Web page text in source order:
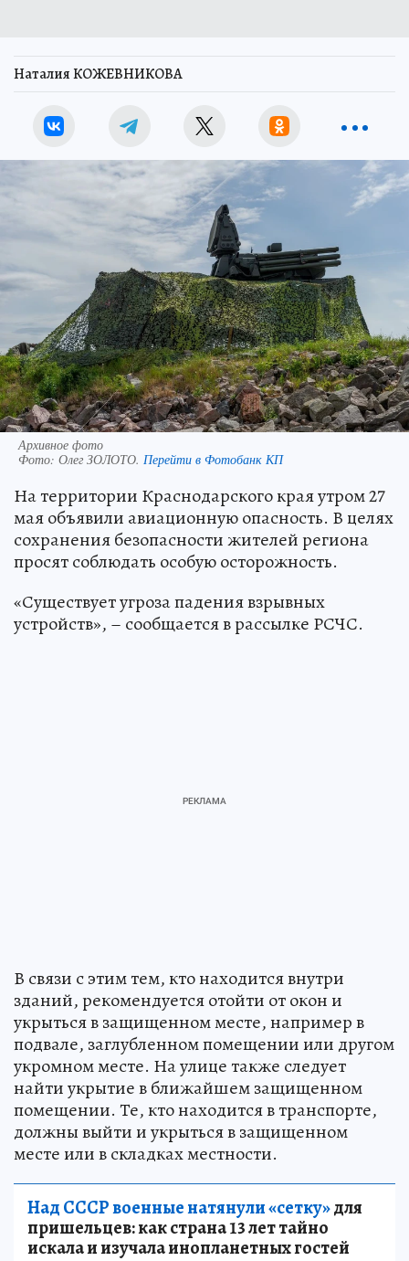
Наталия КОЖЕВНИКОВА
Архивное фото
Фото: Олег ЗОЛОТО. Перейти в Фотобанк КП
На территории Краснодарского края утром 27
мая объявили авиационную опасность. В целях
сохранения безопасности жителей региона
просят соблюдать особую осторожность.
«Существует угроза падения взрывных
устройств», – сообщается в рассылке РСЧС.
В связи с этим тем, кто находится внутри
зданий, рекомендуется отойти от окон и
укрыться в защищенном месте, например в
подвале, заглубленном помещении или другом
укромном месте. На улице также следует
найти укрытие в ближайшем защищенном
помещении. Те, кто находится в транспорте,
должны выйти и укрыться в защищенном
месте или в складках местности.
Над СССР военные натянули «сетку»для
пришельцев: как страна 13 лет тайно
искала и изучала инопланетных гостей